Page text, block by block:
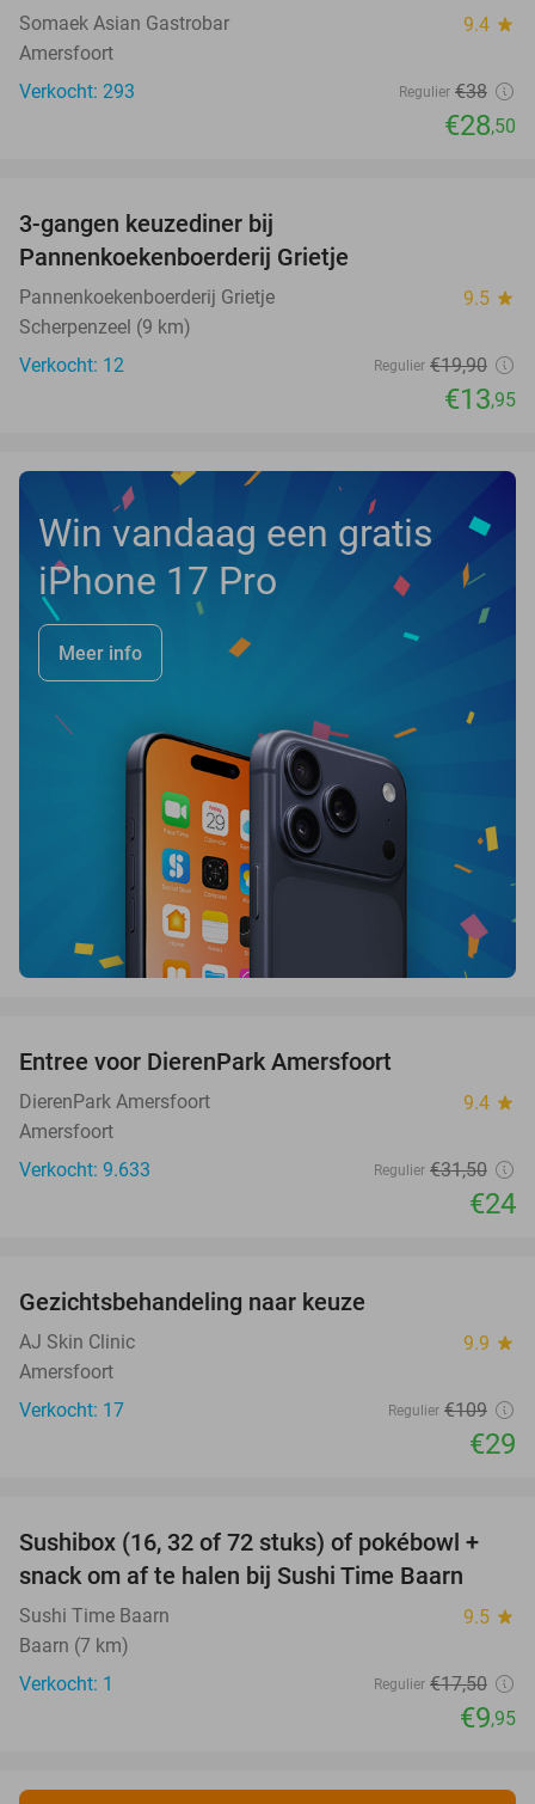
Somaek Asian Gastrobar 9.4 star
Amersfoort
Verkocht: 293
Regulier €38
€28,50
NEW
TODAY
3-gangen keuzediner bij
Pannenkoekenboerderij Grietje
Pannenkoekenboerderij Grietje 9.5 star
Scherpenzeel (9 km)
Verkocht: 12
Regulier €19,90
€13,95
Win vandaag een gratis
iPhone 17 Pro
Meer info
Entree voor DierenPark Amersfoort
DierenPark Amersfoort 9.4 star
Amersfoort
Verkocht: 9.633
Regulier €31,50
€24
Gezichtsbehandeling naar keuze
AJ Skin Clinic 9.9 star
Amersfoort
Verkocht: 17
Regulier €109
€29
43%
TODAY
Sushibox (16, 32 of 72 stuks) of pokébowl +
snack om af te halen bij Sushi Time Baarn
Sushi Time Baarn 9.5 star
Baarn (7 km)
Verkocht: 1
Regulier €17,50
€9,95